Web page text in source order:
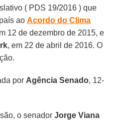
( PDS 19/2016 ) que
aoAcordo do Clima
12 de dezembro de 2015, e
, em 22 de abril de 2016. O
por Agência Senado, 12-
o senadorJorge Viana